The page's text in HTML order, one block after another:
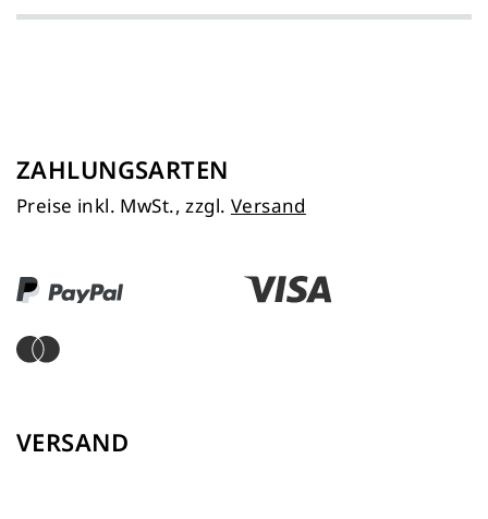
ZAHLUNGSARTEN
Preise inkl. MwSt., zzgl. Versand
VERSAND